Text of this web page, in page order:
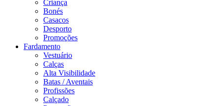
Criança
Bonés
Casacos
Desporto
Promoções
Fardamento
Vestuário
Calças
Alta Visibilidade
Batas / Aventais
Profissões
Calçado